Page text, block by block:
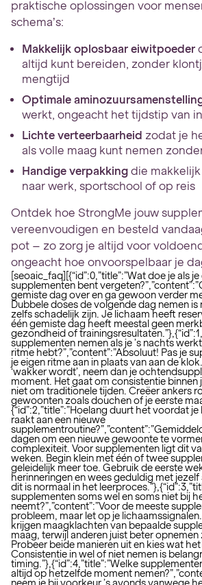
praktische oplossingen voor
schema’s:
Makkelijk oplosbaar eiwitpoeder
altijd kunt bereiden, zonder
mengtijd
Optimale
werkt, ongeacht het tijdstip van
Lichte verteerbaarheid zodat je
als volle maag kunt nemen
Handige verpakking die
naar werk, sportschool of op reis
Ontdek hoe StrongMe jouw
vereenvoudigen en besteld
pot – zo zorg je altijd voor
ongeacht hoe onvoorspelbaar je
[seoaic_faq][{“id”:0,”title”:”Wat doe je als
supplementen bent
gemiste dag over en ga gewoon verder
Dubbele doses de volgende dag nemen is
zelfs schadelijk zijn. Je lichaam heeft
één gemiste dag heeft meestal geen
gezondheid of
supplementen nemen als je ’s nachts
ritme hebt?”,”content”:”Absoluut! Pas je
je eigen ritme aan in plaats van aan de
‘wakker wordt’, neem dan je
moment. Het gaat om consistentie binnen
niet om traditionele tijden. Creëer ankers
gewoonten zoals douchen of je eerste
{“id”:2,”title”:”Hoelang duurt het voordat
raakt aan een nieuwe
dagen om een nieuwe gewoonte te
complexiteit. Voor supplementen ligt dit
weken. Begin klein met één of twee
geleidelijk meer toe. Gebruik de eerste
herinneringen en wees geduldig met
dit is normaal in het
supplementen soms wel en soms niet bij
neemt?”,”content”:”Voor de meeste
probleem, maar let op je
krijgen maagklachten van bepaalde
maag, terwijl anderen juist beter opnemen
Probeer beide manieren uit en kies wat
Consistentie in wel of niet nemen is
timing.”},{“id”:4,”title”:”Welke
altijd op hetzelfde moment